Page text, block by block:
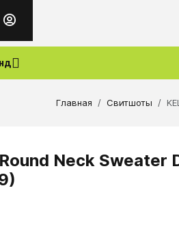
Главная Свитшоты
Neck Sweater